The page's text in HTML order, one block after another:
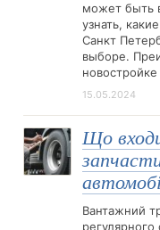
может быть
узнать,
Санкт
выборе.
15.05.2024
Що
Вантажний